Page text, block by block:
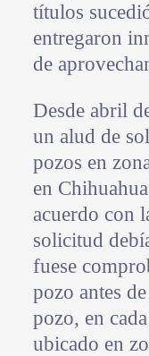
títulos
entregaron
de
Desde abril
un alud de
pozos en
en
acuerdo con
solicitud
fuese
pozo antes
pozo, en
ubicado en